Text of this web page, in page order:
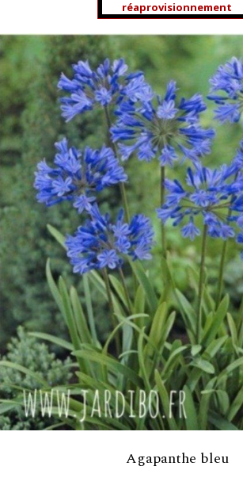
réaprovisionnement
Agapanthe bleu